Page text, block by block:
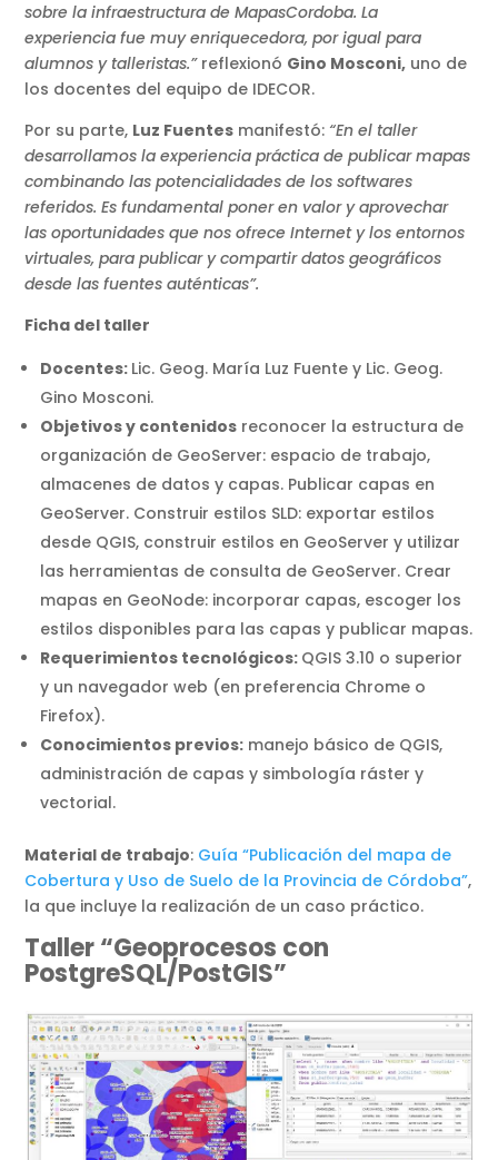
sobre la infraestructura de MapasCordoba. La
experiencia fue muy enriquecedora, por igual para
alumnos y talleristas.”reflexionó Gino Mosconi, uno de
los docentes del equipo de IDECOR.
Por su parte, Luz Fuentes manifestó: “En el taller
desarrollamos la experiencia práctica de publicar mapas
combinando las potencialidades de los softwares
referidos. Es fundamental poner en valor y aprovechar
las oportunidades que nos ofrece Internet y los entornos
virtuales, para publicar y compartir datos geográficos
desde las fuentes auténticas”.
Ficha del taller
Docentes: Lic. Geog. María Luz Fuente y Lic. Geog.
Gino Mosconi.
Objetivos y contenidos reconocer la estructura de
organización de GeoServer: espacio de trabajo,
almacenes de datos y capas. Publicar capas en
GeoServer. Construir estilos SLD: exportar estilos
desde QGIS, construir estilos en GeoServer y utilizar
las herramientas de consulta de GeoServer. Crear
mapas en GeoNode: incorporar capas, escoger los
estilos disponibles para las capas y publicar mapas.
Requerimientos tecnológicos: QGIS 3.10 o superior
y un navegador web (en preferencia Chrome o
Firefox).
Conocimientos previos: manejo básico de QGIS,
administración de capas y simbología ráster y
vectorial.
Material de trabajo: Guía “Publicación del mapa de
Cobertura y Uso de Suelo de la Provincia de Córdoba”,
la que incluye la realización de un caso práctico.
Taller “Geoprocesos con
PostgreSQL/PostGIS”